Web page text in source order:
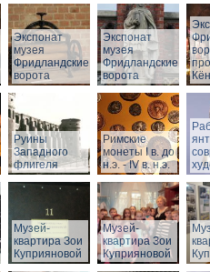
Экспонат
музея
Фридландские
ворота
Экспонат
музея
Фридландские
ворота
Руины
Западного
флигеля
Римские
монеты I в. до
н.э. - IV в. н.э.
Музей-
квартира Зои
Куприяновой
Музей-
квартира Зои
Куприяновой